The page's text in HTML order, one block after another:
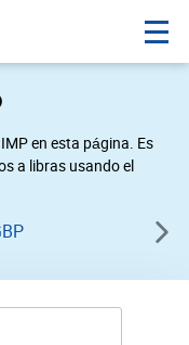
en esta página. Es
a libras usando el
al convertidor de pares